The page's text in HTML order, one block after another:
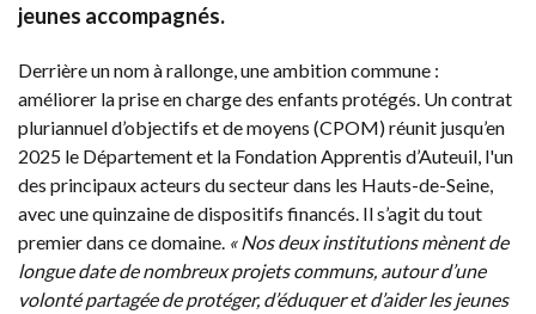
jeunes accompagnés.
Derrière un nom à rallonge, une ambition commune :
améliorer la prise en charge des enfants protégés. Un contrat
pluriannuel d’objectifs et de moyens (CPOM) réunit jusqu’en
2025 le Département et la Fondation Apprentis d’Auteuil, l'un
des principaux acteurs du secteur dans les Hauts-de-Seine,
avec une quinzaine de dispositifs financés. Il s’agit du tout
premier dans ce domaine. « Nos deux institutions mènent de
longue date de nombreux projets communs, autour d’une
volonté partagée de protéger, d’éduquer et d’aider les jeunes